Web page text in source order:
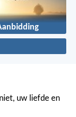
uw liefde en